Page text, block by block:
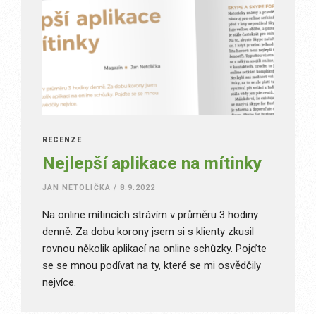
RECENZE
Nejlepší aplikace na mítinky
JAN NETOLIČKA / 8.9.2022
Na online mítincích strávím v průměru 3 hodiny
denně. Za dobu korony jsem si s klienty zkusil
rovnou několik aplikací na online schůzky. Pojďte
se se mnou podívat na ty, které se mi osvědčily
nejvíce.